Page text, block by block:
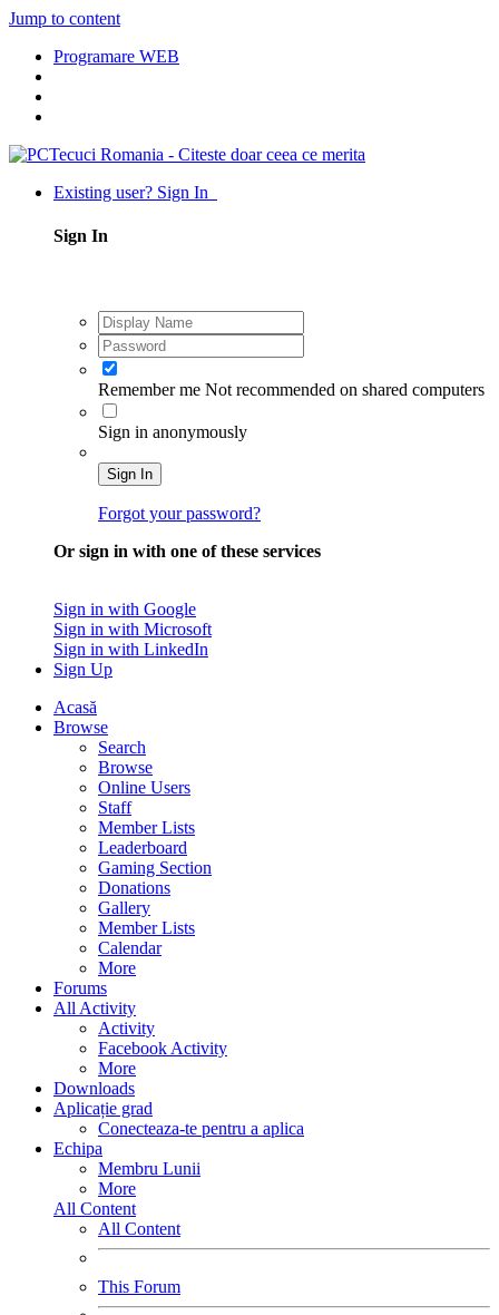
Jump to content
Programare WEB
Existing user? Sign In
Sign In
Remember me Not recommended on shared computers
Sign in anonymously
Sign In
Forgot your password?
Or sign in with one of these services
Sign in with Google
Sign in with Microsoft
Sign in with LinkedIn
Sign Up
Acasă
Browse
Search
Browse
Online Users
Staff
Member Lists
Leaderboard
Gaming Section
Donations
Gallery
Member Lists
Calendar
More
Forums
All Activity
Activity
Facebook Activity
More
Downloads
Aplicație grad
Conecteaza-te pentru a aplica
Echipa
Membru Lunii
More
All Content
All Content
This Forum